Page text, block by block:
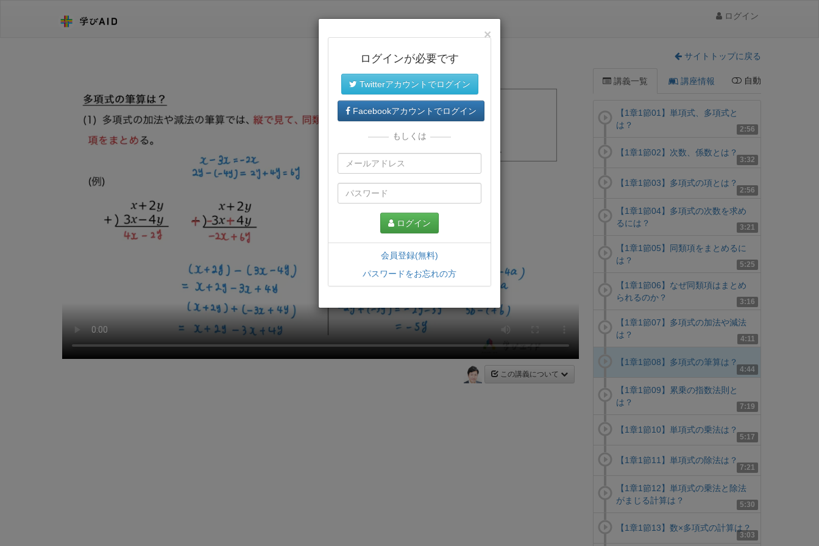
ログイン
サイトトップに戻る
この講義について
講義一覧 講座情報 自動
2:56
【1章1節01】単項式、多項式と
は？
3:32
【1章1節02】次数、係数とは？
2:56
【1章1節03】多項式の項とは？
3:21
【1章1節04】多項式の次数を求め
るには？
5:25
【1章1節05】同類項をまとめるに
は？
3:16
【1章1節06】なぜ同類項はまとめ
られるのか？
4:11
【1章1節07】多項式の加法や減法
は？
4:44
【1章1節08】多項式の筆算は？
7:19
【1章1節09】累乗の指数法則と
は？
5:17
【1章1節10】単項式の乗法は？
7:21
【1章1節11】単項式の除法は？
5:30
【1章1節12】単項式の乗法と除法
がまじる計算は？
3:03
【1章1節13】数×多項式の計算は？
×
ログインが必要です
Twitterアカウントでログイン
Facebookアカウントでログイン
もしくは
ログイン
会員登録(無料)
パスワードをお忘れの方